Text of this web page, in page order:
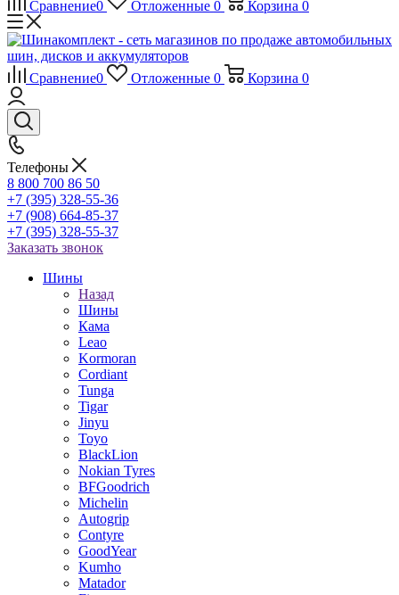
Сравнение0 Отложенные 0 Корзина 0
Сравнение0 Отложенные 0 Корзина 0
Телефоны
8 800 700 86 50
+7 (395) 328-55-36
+7 (908) 664-85-37
+7 (395) 328-55-37
Заказать звонок
Шины
Назад
Шины
Кама
Leao
Kormoran
Cordiant
Tunga
Tigar
Jinyu
Toyo
BlackLion
Nokian Tyres
BFGoodrich
Michelin
Autogrip
Contyre
GoodYear
Kumho
Matador